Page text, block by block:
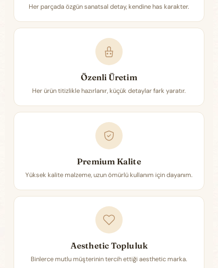
Her parçada özgün sanatsal detay, kendine has karakter.
Özenli Üretim
Her ürün titizlikle hazırlanır, küçük detaylar fark yaratır.
Premium Kalite
Yüksek kalite malzeme, uzun ömürlü kullanım için dayanım.
Aesthetic Topluluk
Binlerce mutlu müşterinin tercih ettiği aesthetic marka.